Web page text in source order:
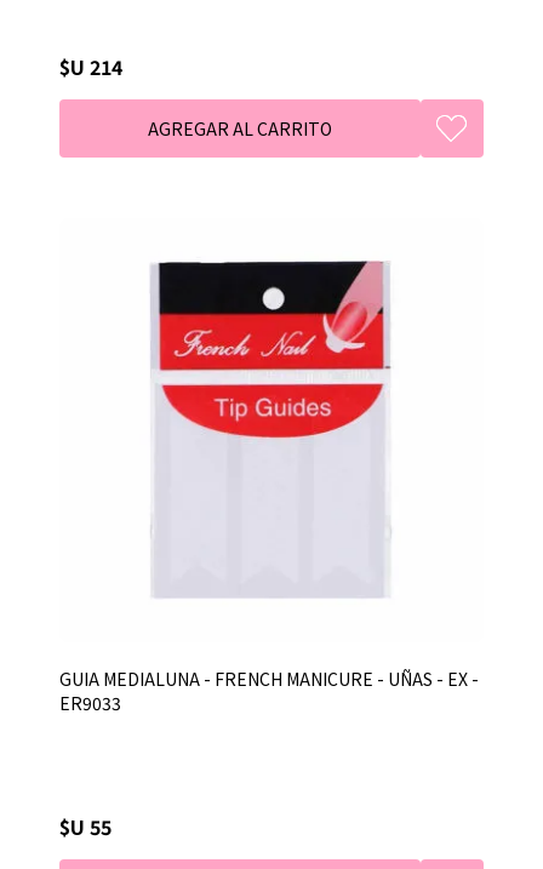
$U 214
GUIA MEDIALUNA - FRENCH MANICURE - UÑAS - EX -
ER9033
$U 55